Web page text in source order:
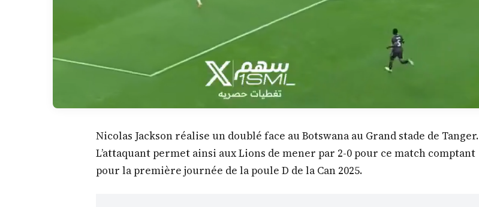
Nicolas Jackson réalise un doublé face au Botswana au Grand stade de Tanger.
L’attaquant permet ainsi aux Lions de mener par 2-0 pour ce match comptant
pour la première journée de la poule D de la Can 2025.